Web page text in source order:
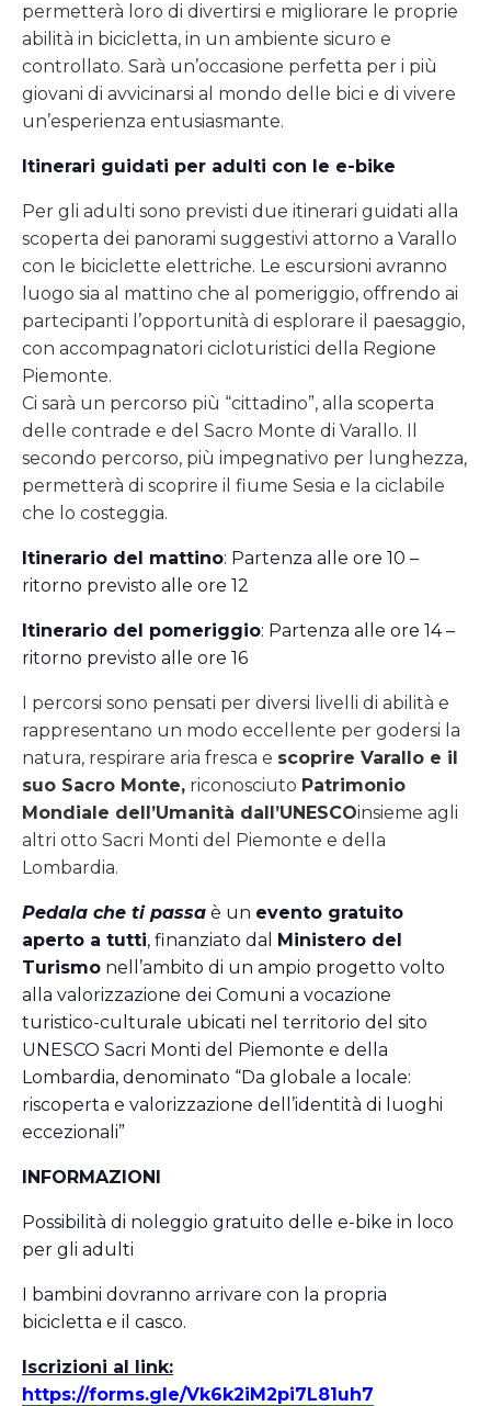
permetterà loro di divertirsi e migliorare le proprie
abilità in bicicletta, in un ambiente sicuro e
controllato. Sarà un’occasione perfetta per i più
giovani di avvicinarsi al mondo delle bici e di vivere
un’esperienza entusiasmante.
Itinerari guidati per adulti con le e-bike
Per gli adulti sono previsti due itinerari guidati alla
scoperta dei panorami suggestivi attorno a Varallo
con le biciclette elettriche. Le escursioni avranno
luogo sia al mattino che al pomeriggio, offrendo ai
partecipanti l’opportunità di esplorare il paesaggio,
con accompagnatori cicloturistici della Regione
Piemonte.
Ci sarà un percorso più “cittadino”, alla scoperta
delle contrade e del Sacro Monte di Varallo. Il
secondo percorso, più impegnativo per lunghezza,
permetterà di scoprire il fiume Sesia e la ciclabile
che lo costeggia.
Itinerario del mattino: Partenza alle ore 10 –
ritorno previsto alle ore 12
Itinerario del pomeriggio: Partenza alle ore 14 –
ritorno previsto alle ore 16
I percorsi sono pensati per diversi livelli di abilità e
rappresentano un modo eccellente per godersi la
natura, respirare aria fresca e scoprire Varallo e il
suo Sacro Monte, riconosciuto Patrimonio
Mondiale dell’Umanità dall’UNESCOinsieme agli
altri otto Sacri Monti del Piemonte e della
Lombardia.
Pedala che ti passa è un evento gratuito
aperto a tutti, finanziato dal Ministero del
Turismo nell’ambito di un ampio progetto volto
alla valorizzazione dei Comuni a vocazione
turistico-culturale ubicati nel territorio del sito
UNESCO Sacri Monti del Piemonte e della
Lombardia, denominato “Da globale a locale:
riscoperta e valorizzazione dell’identità di luoghi
eccezionali”
INFORMAZIONI
Possibilità di noleggio gratuito delle e-bike in loco
per gli adulti
I bambini dovranno arrivare con la propria
bicicletta e il casco.
Iscrizioni al link:
https://forms.gle/Vk6k2iM2pi7L81uh7